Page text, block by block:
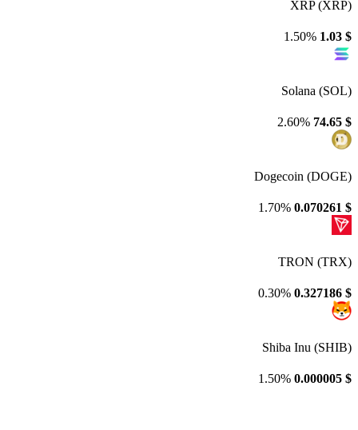
XRP (XRP)
$
1.03
1.50%
Solana (SOL)
$
74.65
2.60%
Dogecoin (DOGE)
$
0.070261
1.70%
TRON (TRX)
$
0.327186
0.30%
Shiba Inu (SHIB)
$
0.000005
1.50%